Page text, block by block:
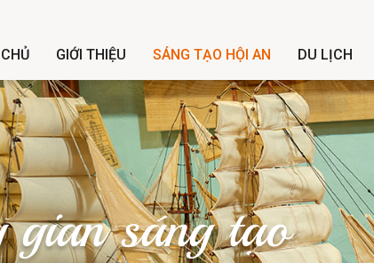
GIỚI THIỆU SÁNG TẠO HỘI AN DU LỊCH
gian sáng tạo